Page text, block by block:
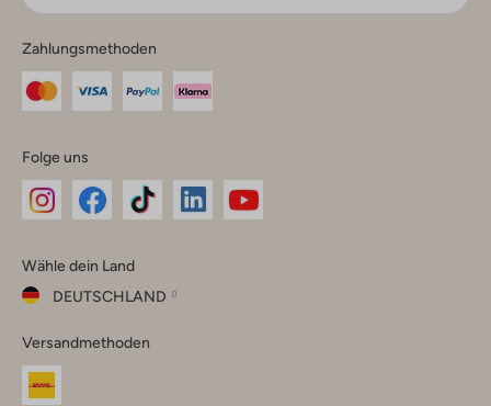
Zahlungsmethoden
Folge uns
Instagram
Facebook
TikTok
Wähle dein Land
DEUTSCHLAND
dein
Land
Versandmethoden